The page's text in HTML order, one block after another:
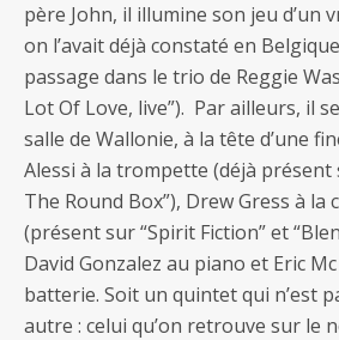
père John, il illumine son jeu d’un
on l’avait déjà constaté en
passage dans le trio de Reggie
Lot Of Love, live”). Par ailleurs, il
salle de Wallonie, à la tête d’une
Alessi à la trompette (déjà présent
The Round Box”), Drew Gress à la
(présent sur “Spirit Fiction” et
David Gonzalez au piano et Eric
batterie. Soit un quintet qui n’est
autre : celui qu’on retrouve sur le